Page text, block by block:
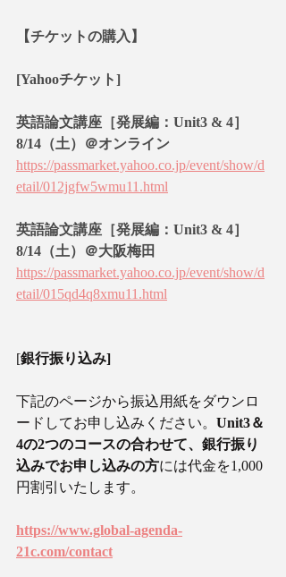
【チケットの購入】
[Yahooチケット]
英語論文講座［発展編：Unit3 & 4］
8/14（土）＠オンライン
https://passmarket.yahoo.co.jp/event/show/d
etail/012jgfw5wmu11.html
英語論文講座［発展編：Unit3 & 4］
8/14（土）＠大阪梅田
https://passmarket.yahoo.co.jp/event/show/d
etail/015qd4q8xmu11.html
[銀行振り込み]
下記のページから振込用紙をダウンロ
ードしてお申し込みください。 Unit3＆
4の2つのコースの合わせて、銀行振り
込みでお申し込みの方には代金を1,000
円割引いたします。
https://www.global-agenda-
21c.com/contact